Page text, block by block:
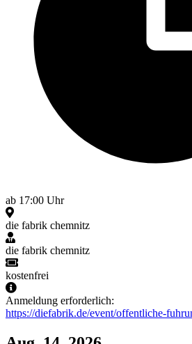
ab 17:00 Uhr
die fabrik chemnitz
die fabrik chemnitz
kostenfrei
Anmeldung erforderlich:
https://diefabrik.de/event/offentliche-